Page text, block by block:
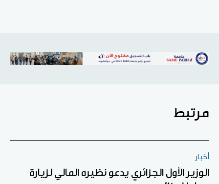
مرتبط
أخبار
الوزير الأول الجزائري يدعو نظيره المالي لزيارة